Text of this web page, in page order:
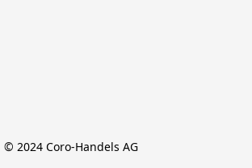
© 2024 Coro-Handels AG